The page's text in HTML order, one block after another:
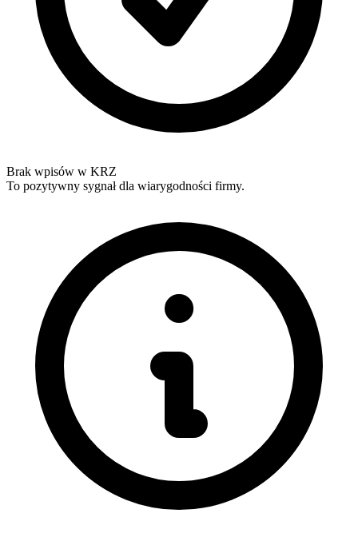
Brak wpisów w KRZ
To pozytywny sygnał dla wiarygodności firmy.